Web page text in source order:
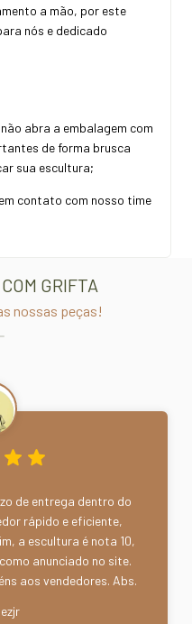
a mão, por este
nós e dedicado
abra a embalagem com
de forma brusca
sua escultura;
contato com nosso time
GRIFTA
nossas peças!
de entrega dentro do
rápido e eficiente,
a escultura é nota 10,
anunciado no site.
aos vendedores. Abs.